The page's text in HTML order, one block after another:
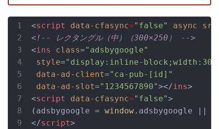
<script data-cfasync="false" async src
<!-- レクタングル（中）（300×250） -->
<ins class="adsbygoogle"
style="display:inline-
data-ad-client="ca-pub-[id]"
data-ad-slot="1234567890"></ins>
<script data-cfasync="false">
(adsbygoogle = window
</script>